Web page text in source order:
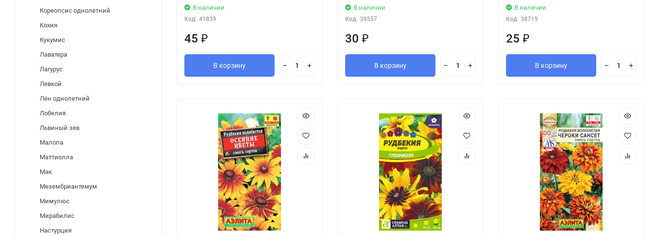
Кореопсис однолетний
Кохия
Кукумис
Лаватера
Лагурус
Левкой
Лён однолетний
Лобелия
Львиный зев
Малопа
Маттиолла
Мак
Мезембриантемум
Мимулюс
Мирабилис
Настурция
В наличии
Код: 41839
45 ₽
В корзину
В наличии
Код: 39557
30 ₽
В корзину
В наличии
Код: 38719
25 ₽
В корзину